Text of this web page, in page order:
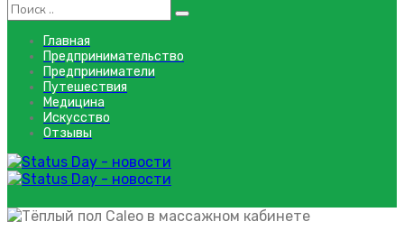
Главная
Предпринимательство
Предприниматели
Путешествия
Медицина
Искусство
Отзывы
безопасный обогрев